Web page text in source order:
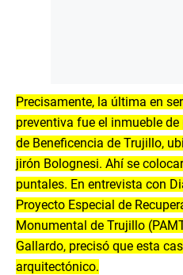
Precisamente, la última en
preventiva fue el inmueble
de Beneficencia de Trujillo,
jirón Bolognesi. Ahí se
puntales. En entrevista con
Proyecto Especial de
Monumental de Trujillo
Gallardo, precisó que esta
arquitectónico.